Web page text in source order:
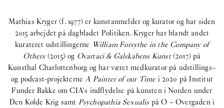
Mathias Kryger (f. 1977) er kunstanmelder og kurator og har siden
2015 arbejdet på dagbladet Politiken. Kryger har blandt andet
kurateret udstillingerne William Forsythe in the Company of
Others(2015) og Ovartaci & Galskabens Kunst(2017) på
Kunsthal Charlottenborg og har været medkurator på udstillings–
og podcast-projekterneA Painter of our Time i 2020 på Institut
Funder Bakke om CIA’s indflydelse på kunsten i Norden under
Den Kolde Krig samt Psychopathia Sexualispå O – Overgaden i